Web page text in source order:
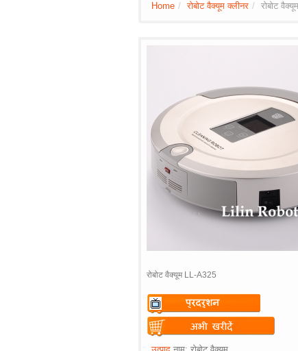
Home / रोबोट वैक्यूम क्लीनर / रोबोट
रोबोट वैक्यूम LL-A325
Warning
: Undefined variable
$vii_demo_video_text in
Warning: Undefined variable